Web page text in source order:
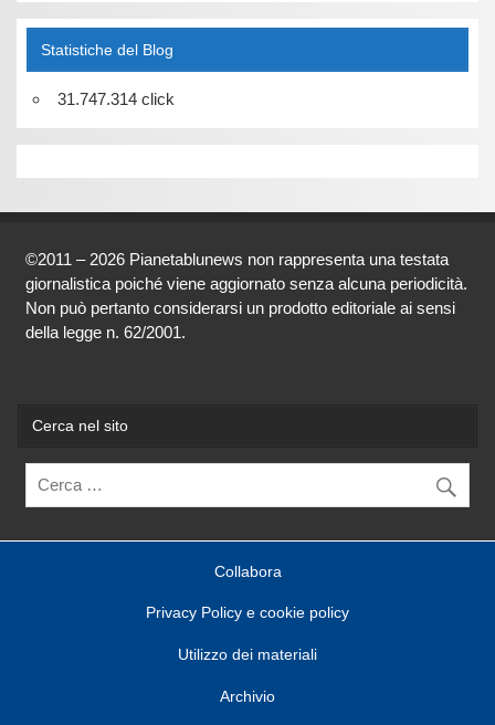
Statistiche del Blog
31.747.314 click
©2011 – 2026 Pianetablunews non rappresenta una testata
giornalistica poiché viene aggiornato senza alcuna periodicità.
Non può pertanto considerarsi un prodotto editoriale ai sensi
della legge n. 62/2001.
Cerca nel sito
Collabora
Privacy Policy e cookie policy
Utilizzo dei materiali
Archivio